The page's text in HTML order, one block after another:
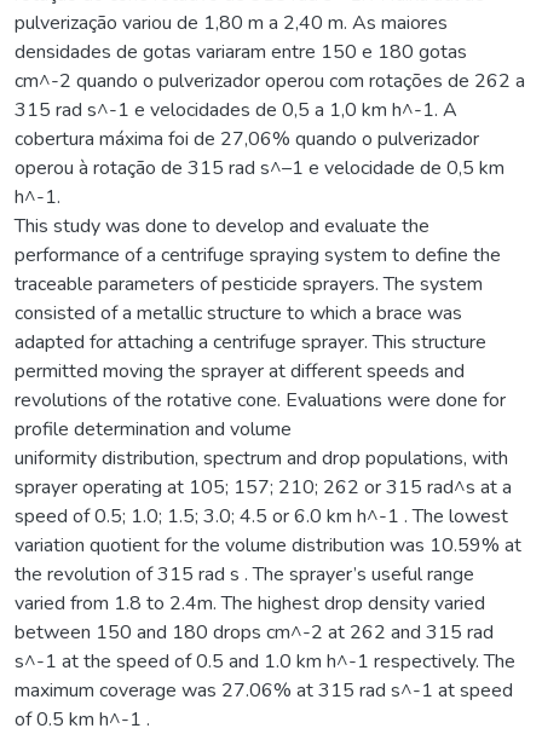
pulverização variou de 1,80 m a 2,40 m. As maiores
densidades de gotas variaram entre 150 e 180 gotas
cm^-2 quando o pulverizador operou com rotações de 262 a
315 rad s^-1 e velocidades de 0,5 a 1,0 km h^-1. A
cobertura máxima foi de 27,06% quando o pulverizador
operou à rotação de 315 rad s^–1 e velocidade de 0,5 km
h^-1.
This study was done to develop and evaluate the
performance of a centrifuge spraying system to define the
traceable parameters of pesticide sprayers. The system
consisted of a metallic structure to which a brace was
adapted for attaching a centrifuge sprayer. This structure
permitted moving the sprayer at different speeds and
revolutions of the rotative cone. Evaluations were done for
profile determination and volume
uniformity distribution, spectrum and drop populations, with
sprayer operating at 105; 157; 210; 262 or 315 rad^s at a
speed of 0.5; 1.0; 1.5; 3.0; 4.5 or 6.0 km h^-1 . The lowest
variation quotient for the volume distribution was 10.59% at
the revolution of 315 rad s . The sprayer’s useful range
varied from 1.8 to 2.4m. The highest drop density varied
between 150 and 180 drops cm^-2 at 262 and 315 rad
s^-1 at the speed of 0.5 and 1.0 km h^-1 respectively. The
maximum coverage was 27.06% at 315 rad s^-1 at speed
of 0.5 km h^-1 .